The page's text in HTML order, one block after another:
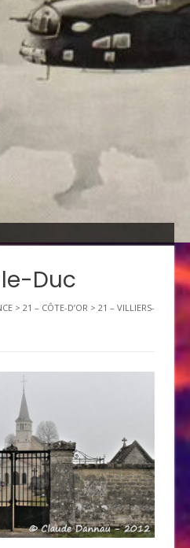
Duc
> 21 – CÔTE-D’OR > 21 – VILLIERS-